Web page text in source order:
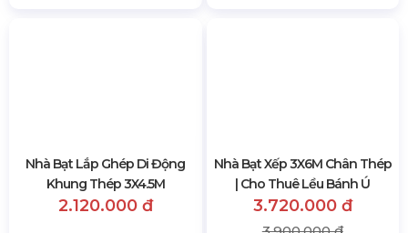
Nhà Bạt Lắp Ghép Di Động
Khung Thép 3X4.5M
2.120.000 đ
Nhà Bạt Xếp 3X6M Chân Thép